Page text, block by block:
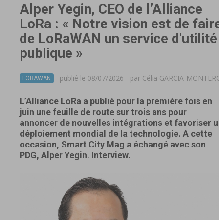
Alper Yegin, CEO de l’Alliance
LoRa : « Notre vision est de
de LoRaWAN un service d'utilité
publique »
LORAWAN publié le 08/07/2026 - par Célia GARCIA-
L’Alliance LoRa a publié pour la première fois en
juin une feuille de route sur trois ans pour
annoncer de nouvelles intégrations et favoriser
déploiement mondial de la technologie. A cette
occasion, Smart City Mag a échangé avec son
PDG, Alper Yegin. Interview.